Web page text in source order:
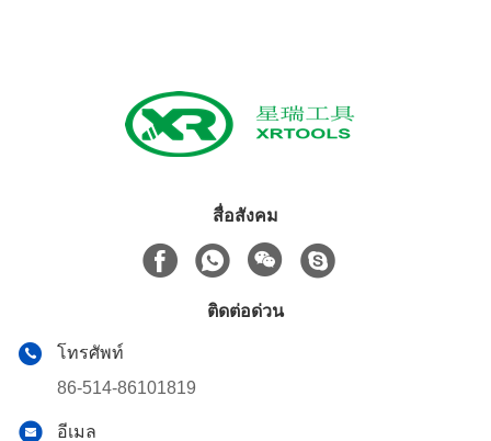
สื่อสังคม
ติดต่อด่วน
โทรศัพท์
86-514-86101819
อีเมล